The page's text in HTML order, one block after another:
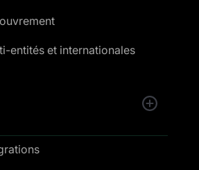
entités et internationales